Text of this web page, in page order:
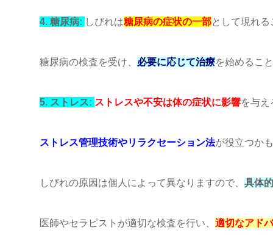
4. 糖尿病: しびれは糖尿病の症状の一部として現れ
糖尿病の検査を受け、 必要に応じて治療を始めるこ
5. ストレス: ストレスや不安は体の症状に影響を与え
ストレス管理技術やリラクセーション法が役立つか
しびれの原因は個人によって異なりますので、 具体
医師やセラピストが適切な検査を行い、 適切なアド